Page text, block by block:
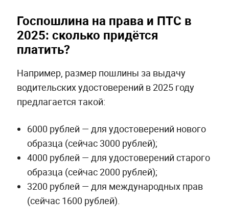
Госпошлина на права и ПТС в
2025: сколько придётся
платить?
Например, размер пошлины за выдачу
водительских удостоверений в 2025 году
предлагается такой:
6000 рублей — для удостоверений нового
образца (сейчас 3000 рублей);
4000 рублей — для удостоверений старого
образца (сейчас 2000 рублей);
3200 рублей — для международных прав
(сейчас 1600 рублей).